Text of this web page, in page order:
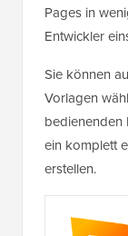
Pages in
Entwickler
Sie können
Vorlagen
ein komplett
erstellen.